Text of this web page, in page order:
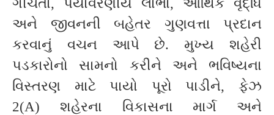
ગીચતા, પર્યાવરણીય લાભો, આર્થિક વૃદ્ધિ
અને જીવનની બહેતર ગુણવત્તા પ્રદાન
કરવાનું વચન આપે છે. મુખ્ય શહેરી
પડકારોનો સામનો કરીને અને ભવિષ્યના
વિસ્તરણ માટે પાયો પૂરો પાડીને, ફેઝ
2(A) શહેરના વિકાસના માર્ગ અને